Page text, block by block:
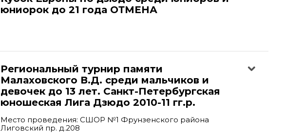
юниорок до 21 года ОТМЕНА
Региональный турнир памяти
Малаховского В.Д. среди мальчиков и
девочек до 13 лет. Санкт-Петербургская
юношеская Лига Дзюдо 2010-11 гг.р.
Место проведения: СШОР №1 Фрунзенского района
Лиговский пр. д.208